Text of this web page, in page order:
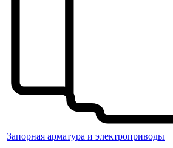
Запорная арматура и электроприводы